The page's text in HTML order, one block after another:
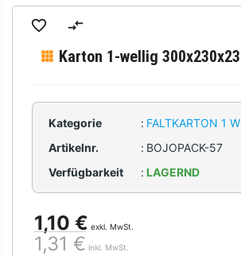
Karton 1-wellig
Kategorie : FALTKARTON 1
Artikelnr.
: BOJOPACK-57
Verfügbarkeit
: LAGERND
1,10 € exkl. MwSt.
1,31 € inkl. MwSt.